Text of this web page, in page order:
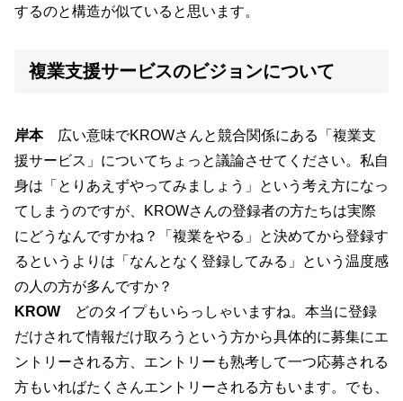
するのと構造が似ていると思います。
複業支援サービスのビジョンについて
岸本広い意味でKROWさんと競合関係にある「複業支
援サービス」についてちょっと議論させてください。私自
身は「とりあえずやってみましょう」という考え方になっ
てしまうのですが、KROWさんの登録者の方たちは実際
にどうなんですかね？「複業をやる」と決めてから登録す
るというよりは「なんとなく登録してみる」という温度感
の人の方が多んですか？
KROW どのタイプもいらっしゃいますね。本当に登録
だけされて情報だけ取ろうという方から具体的に募集にエ
ントリーされる方、エントリーも熟考して一つ応募される
方もいればたくさんエントリーされる方もいます。でも、